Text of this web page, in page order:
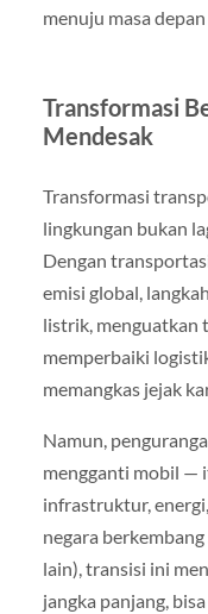
menuju masa
Transformasi
Mendesak
Transformasi
lingkungan bukan
Dengan
emisi global,
listrik, menguatkan
memperbaiki
memangkas jejak
Namun,
mengganti mobil —
infrastruktur,
negara
lain), transisi ini
jangka panjang,